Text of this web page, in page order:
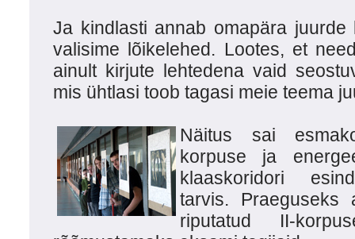
Ja kindlasti annab omapära
valisime lõikelehed. Lootes, et
ainult kirjute lehtedena vaid
mis ühtlasi toob tagasi meie teema
Näitus sai
korpuse ja
klaaskoridori
tarvis.
riputatud II-